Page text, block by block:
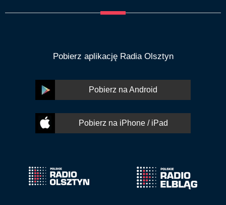
Pobierz aplikację Radia Olsztyn
Pobierz na Android
Pobierz na iPhone / iPad